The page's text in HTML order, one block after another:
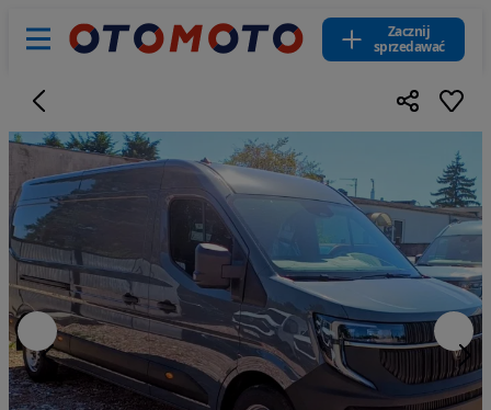
Zacznij
sprzedawać